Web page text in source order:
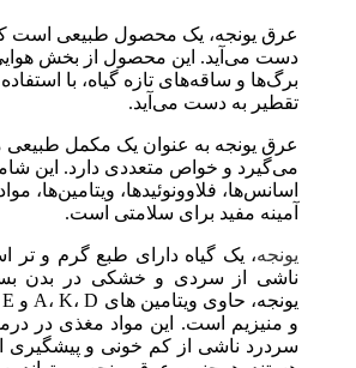
عرق یونجه، یک محصول طبیعی است که
دست می‌آید. این محصول از بخش هوایی
برگ‌ها و ساقه‌های تازه گیاه، با
تقطیر به دست می‌آید.
عرق یونجه به عنوان یک مکمل طبیعی
می‌گیرد و خواص متعددی دارد. این
اسانس‌ها، فلاوونوئیدها، ویتامین‌ها،
آمینه مفید برای سلامتی است.
یونجه، یک گیاه دارای طبع گرم و
ناشی از سردی و خشکی در بدن
و منیزیم است. این مواد مغذی در
سردرد ناشی از کم خونی و پیشگیری